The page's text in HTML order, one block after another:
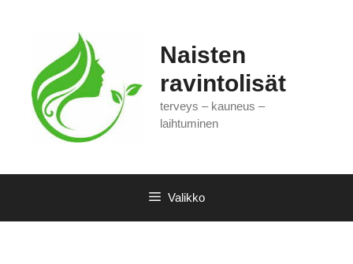
Naisten
ravintolisät
terveys – kauneus –
laihtuminen
Valikko